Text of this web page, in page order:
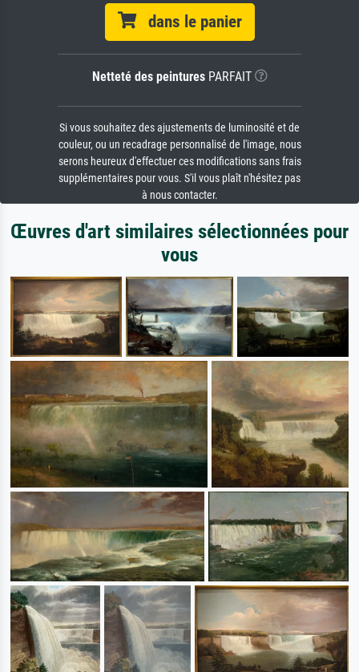
dans le panier
Netteté des peinturesPARFAIT
Si vous souhaitez des ajustements de luminosité et de
couleur, ou un recadrage personnalisé de l'image, nous
serons heureux d'effectuer ces modifications sans frais
supplémentaires pour vous. S'il vous plaît n'hésitez pas
à nous contacter.
Œuvres d'art similaires sélectionnées pour
vous